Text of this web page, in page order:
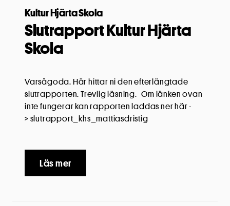
Kultur Hjärta Skola
Slutrapport Kultur Hjärta
Skola
Varsågoda. Här hittar ni den efterlängtade
slutrapporten. Trevlig läsning. Om länken ovan
inte fungerar kan rapporten laddas ner här -
> slutrapport_khs_mattiasdristig
Läs mer